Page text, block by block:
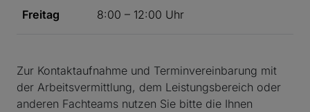
Freitag 8:00 – 12:00 Uhr
Zur Kontaktaufnahme und Terminvereinbarung mit
der Arbeitsvermittlung, dem Leistungsbereich oder
anderen Fachteams nutzen Sie bitte die Ihnen